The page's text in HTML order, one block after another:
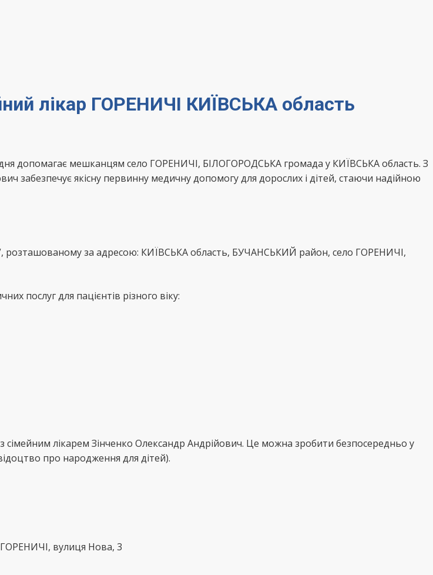
лікар ГОРЕНИЧІ КИЇВСЬКА область
допомагає мешканцям село ГОРЕНИЧІ, БІЛОГОРОДСЬКА громада у КИЇВСЬКА область. З
забезпечує якісну первинну медичну допомогу для дорослих і дітей, стаючи надійною
розташованому за адресою: КИЇВСЬКА область, БУЧАНСЬКИЙ район, село ГОРЕНИЧІ,
послуг для пацієнтів різного віку:
сімейним лікарем Зінченко Олександр Андрійович. Це можна зробити безпосередньо у
про народження для дітей).
вулиця Нова, 3